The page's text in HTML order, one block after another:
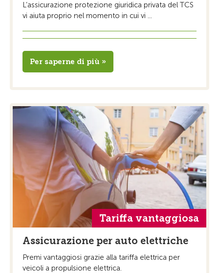
L’assicurazione protezione giuridica privata del TCS
vi aiuta proprio nel momento in cui vi ...
Per saperne di più »
Tariffa vantaggiosa
Assicurazione per auto elettriche
Premi vantaggiosi grazie alla tariffa elettrica per
veicoli a propulsione elettrica.